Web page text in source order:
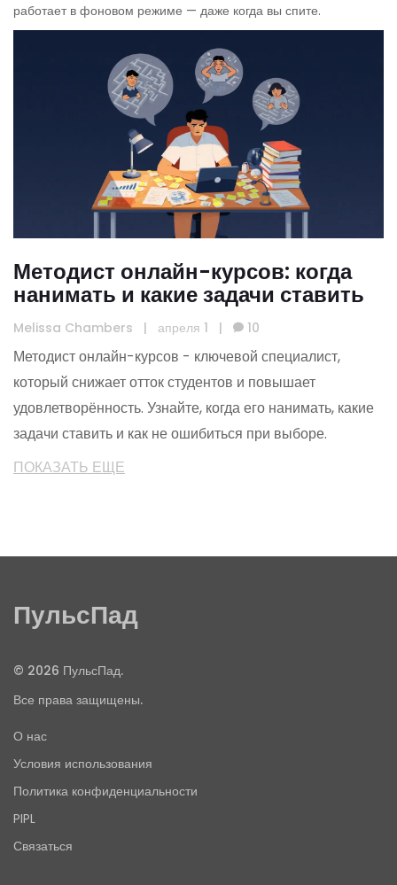
работает в фоновом режиме — даже когда вы спите.
Методист онлайн-курсов: когда
нанимать и какие задачи ставить
Melissa Chambers | апреля 1 | 10
Методист онлайн-курсов - ключевой специалист,
который снижает отток студентов и повышает
удовлетворённость. Узнайте, когда его нанимать, какие
задачи ставить и как не ошибиться при выборе.
ПОКАЗАТЬ ЕЩЕ
ПульсПад
© 2026 ПульсПад.
Все права защищены.
О нас
Условия использования
Политика конфиденциальности
PIPL
Связаться